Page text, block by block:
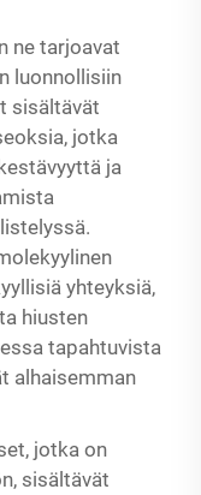
ne tarjoavat
luonnollisiin
sisältävät
jotka
ja
yhteyksiä,
hiusten
tapahtuvista
alhaisemman
jotka on
sisältävät